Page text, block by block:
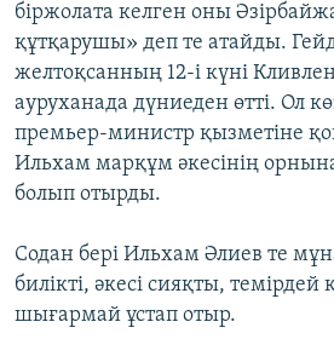
біржолата келген оны
құтқарушы» деп те атайды.
желтоқсанның 12-і күні
ауруханада дүниеден өтті. Ол
премьер-министр қызметіне
Ильхам марқұм әкесінің
болып отырды.
Содан бері Ильхам Әлиев те
билікті, әкесі сияқты,
шығармай ұстап отыр.